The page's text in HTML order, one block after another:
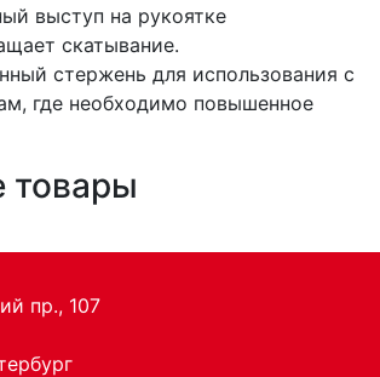
выступ на рукоятке
скатывание.
стержень для использования с
где необходимо повышенное
товары
пр., 107